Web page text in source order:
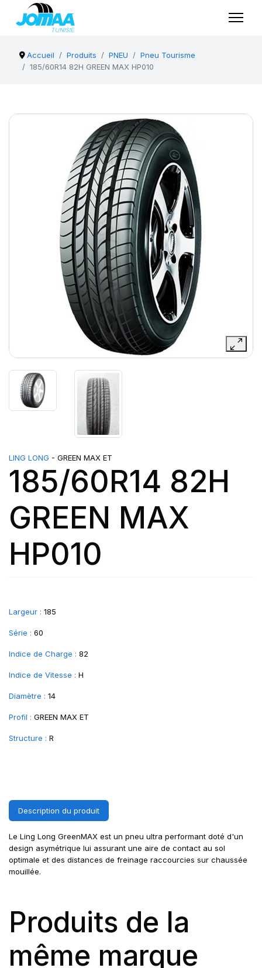
Accueil Produits PNEU
Pneu Tourisme
185/60R14 82H GREEN MAX HP010
LING LONG - GREEN MAX ET
185/60R14 82H
GREEN MAX
HP010
Largeur : 185
Série : 60
Indice de Charge : 82
Indice de Vitesse : H
Diamètre : 14
Profil : GREEN MAX ET
Structure : R
Description du produit
Le Ling Long GreenMAX est un pneu ultra performant doté d'un
design asymétrique lui assurant une aire de contact au sol
optimale et des distances de freinage raccourcies sur chaussée
mouillée.
Produits de la
même marque